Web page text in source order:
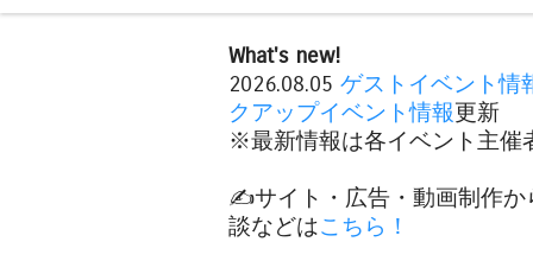
What's new!
2026.08.05 ゲストイベント情
クアップイベント情報更新
※最新情報は各イベント主催
✍️サイト・広告・動画制作か
談などはこちら！